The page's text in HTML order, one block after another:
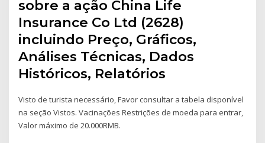
sobre a ação China Life
Insurance Co Ltd (2628)
incluindo Preço, Gráficos,
Análises Técnicas, Dados
Históricos, Relatórios
Visto de turista necessário, Favor consultar a tabela disponível
na seção Vistos. Vacinações Restrições de moeda para entrar,
Valor máximo de 20.000RMB.